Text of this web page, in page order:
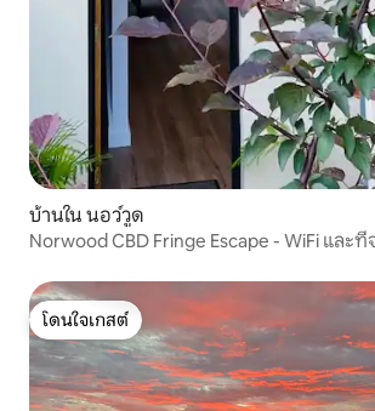
บ้านใน นอว์วูด
Norwood CBD Fringe Escape - WiFi และ
โดนใจเกสต์
โดนใจเกสต์